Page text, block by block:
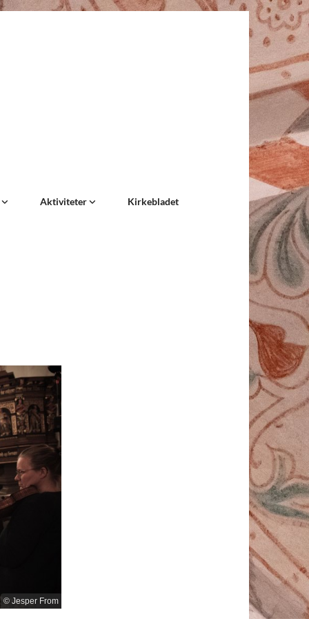
Aktiviteter Kirkebladet
© Jesper From